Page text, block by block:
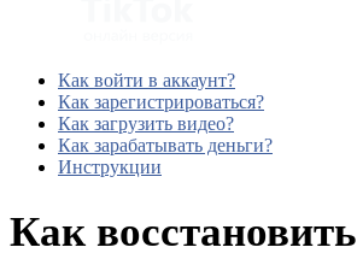
Как войти в аккаунт?
Как зарегистрироваться?
Как загрузить видео?
Как зарабатывать деньги?
Инструкции
Как восстановить